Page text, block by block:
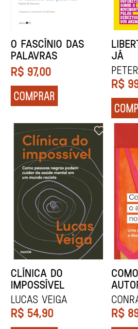
O FASCÍNIO DAS
PALAVRAS
R$ 97,00
COMPRAR
JÁ
R$
CLÍNICA DO
IMPOSSÍVEL
LUCAS VEIGA
R$ 54,90
R$